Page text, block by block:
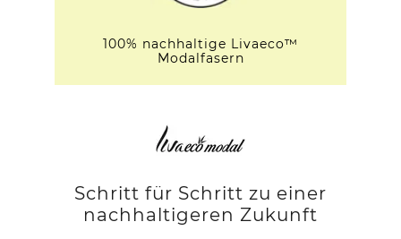
100% nachhaltige Livaeco™
Modalfasern
Schritt für Schritt zu einer
nachhaltigeren Zukunft